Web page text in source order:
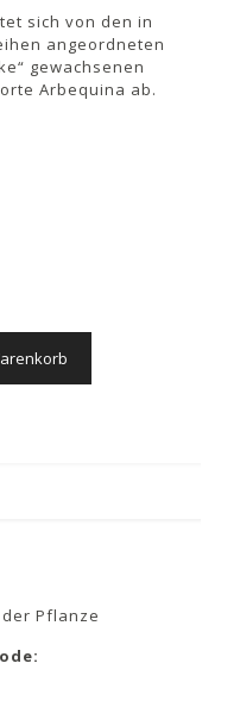
sich von den in
angeordneten
gewachsenen
Arbequina ab.
Pflanze